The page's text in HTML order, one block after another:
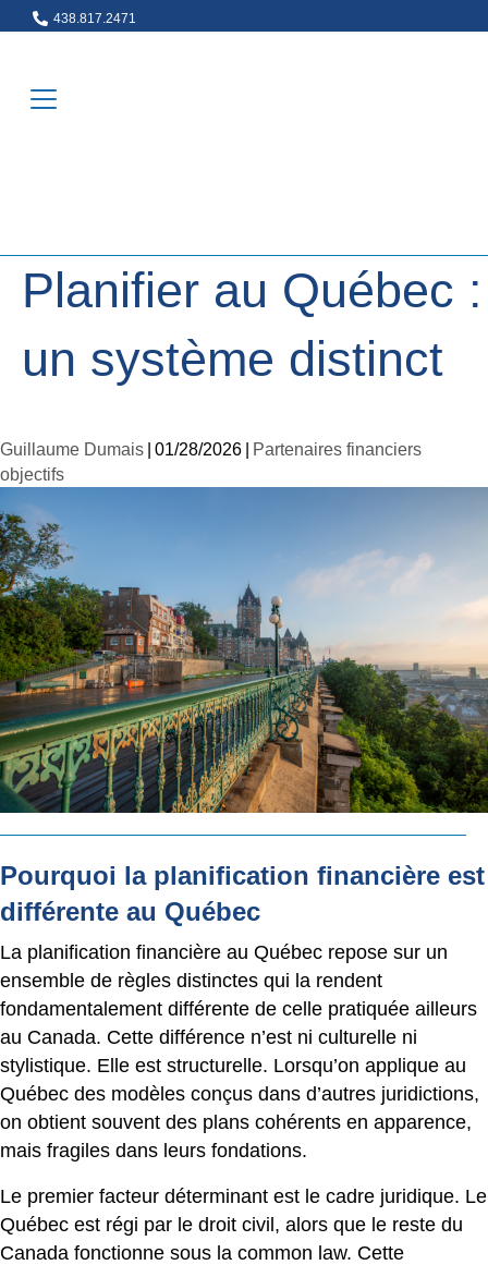
438.817.2471
438.817.2471
Planifier au Québec :
un système distinct
Guillaume Dumais 01/28/2026
Partenaires financiers
objectifs
Pourquoi la planification financière est
différente au Québec
La planification financière au Québec repose sur un
ensemble de règles distinctes qui la rendent
fondamentalement différente de celle pratiquée ailleurs
au Canada. Cette différence n’est ni culturelle ni
stylistique. Elle est structurelle. Lorsqu’on applique au
Québec des modèles conçus dans d’autres juridictions,
on obtient souvent des plans cohérents en apparence,
mais fragiles dans leurs fondations.
Le premier facteur déterminant est le cadre juridique. Le
Québec est régi par le droit civil, alors que le reste du
Canada fonctionne sous la common law. Cette